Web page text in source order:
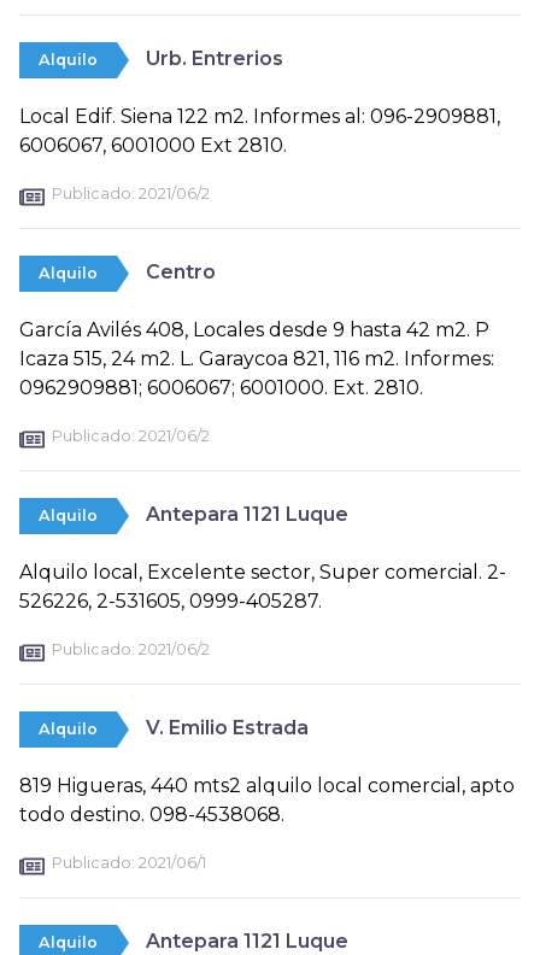
Alquilo Urb. Entrerios
Local Edif. Siena 122 m2. Informes al: 096-2909881,
6006067, 6001000 Ext 2810.
Publicado: 2021/06/2
Alquilo Centro
García Avilés 408, Locales desde 9 hasta 42 m2. P
Icaza 515, 24 m2. L. Garaycoa 821, 116 m2. Informes:
0962909881; 6006067; 6001000. Ext. 2810.
Publicado: 2021/06/2
Alquilo Antepara 1121 Luque
Alquilo local, Excelente sector, Super comercial. 2-
526226, 2-531605, 0999-405287.
Publicado: 2021/06/2
Alquilo V. Emilio Estrada
819 Higueras, 440 mts2 alquilo local comercial, apto
todo destino. 098-4538068.
Publicado: 2021/06/1
Alquilo Antepara 1121 Luque